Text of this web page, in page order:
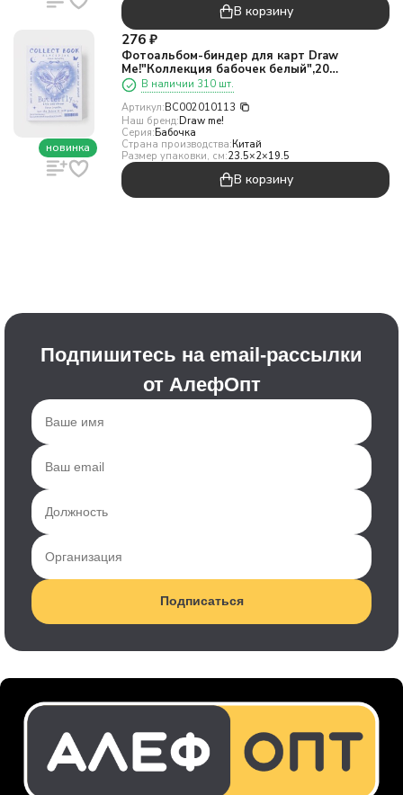
В корзину
новинка
276 ₽
Фотоальбом-биндер для карт Draw
Me!"Коллекция бабочек белый",20
страниц(18*24см)
В наличии 310 шт.
Артикул:BC002010113
Наш бренд:Draw me!
Серия:Бабочка
Страна производства:Китай
Размер упаковки, см:23.5×2×19.5
В корзину
Подпишитесь на email-рассылки
от АлефОпт
Подписаться